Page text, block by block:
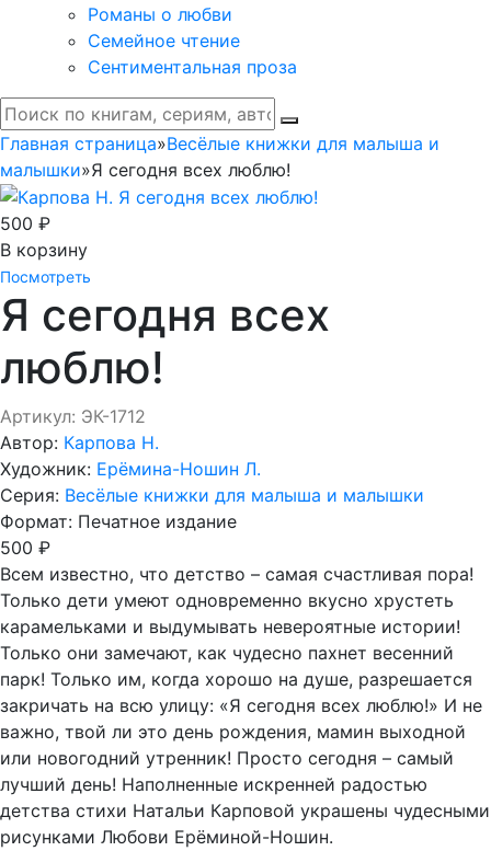
Романы о любви
Семейное чтение
Сентиментальная проза
Главная страница»Весёлые книжки для малыша и
малышки»Я сегодня всех люблю!
500 ₽
В корзину
Посмотреть
Я сегодня всех
люблю!
Артикул: ЭК-1712
Автор: Карпова Н.
Художник: Ерёмина-Ношин Л.
Серия: Весёлые книжки для малыша и малышки
Формат: Печатное издание
500 ₽
Всем известно, что детство – самая счастливая пора!
Только дети умеют одновременно вкусно хрустеть
карамельками и выдумывать невероятные истории!
Только они замечают, как чудесно пахнет весенний
парк! Только им, когда хорошо на душе, разрешается
закричать на всю улицу: «Я сегодня всех люблю!» И не
важно, твой ли это день рождения, мамин выходной
или новогодний утренник! Просто сегодня – самый
лучший день! Наполненные искренней радостью
детства стихи Натальи Карповой украшены чудесными
рисунками Любови Ерёминой-Ношин.